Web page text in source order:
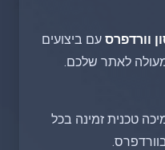
וורדפרס עם ביצועים
מעולה לאתר שלכם.
טכנית זמינה בכל